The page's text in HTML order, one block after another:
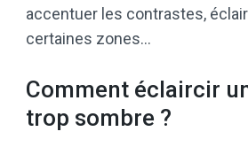
accentuer les contrastes,
certaines zones…
Comment éclaircir
trop sombre ?